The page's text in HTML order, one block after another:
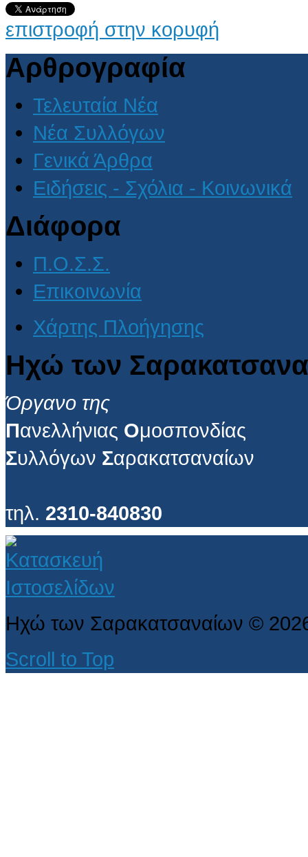
επιστροφή στην κορυφή
Αρθρογραφία
Τελευταία Νέα
Νέα Συλλόγων
Γενικά Άρθρα
Ειδήσεις - Σχόλια - Κοινωνικά
Διάφορα
Π.Ο.Σ.Σ.
Επικοινωνία
Χάρτης Πλοήγησης
Ηχώ των
Όργανο της
Πανελλήνιας Ομοσπονδίας
Συλλόγων Σαρακατσαναίων
τηλ. 2310-840830
Ηχώ των Σαρακατσαναίων ©
Scroll to Top